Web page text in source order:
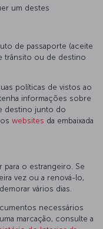
um destes
de passaporte (aceite
trânsito ou de destino
políticas de vistos ao
informações sobre
destino junto do
websites da embaixada
para o estrangeiro. Se
vez ou a renová-lo,
vários dias.
necessários
marcação, consulte a